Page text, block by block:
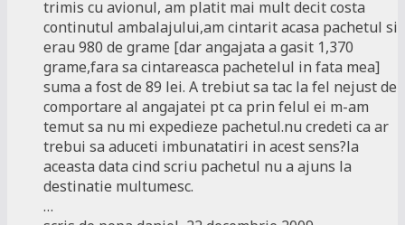
trimis cu avionul, am platit mai mult decit costa
continutul ambalajului,am cintarit acasa pachetul si
erau 980 de grame [dar angajata a gasit 1,370
grame,fara sa cintareasca pachetelul in fata mea]
suma a fost de 89 lei. A trebiut sa tac la fel nejust de
comportare al angajatei pt ca prin felul ei m-am
temut sa nu mi expedieze pachetul.nu credeti ca ar
trebui sa aduceti imbunatatiri in acest sens?la
aceasta data cind scriu pachetul nu a ajuns la
destinatie multumesc.
…